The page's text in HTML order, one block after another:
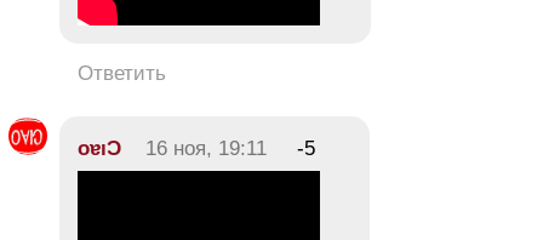
Ответить
oɐıƆ 16 ноя, 19:11 -5